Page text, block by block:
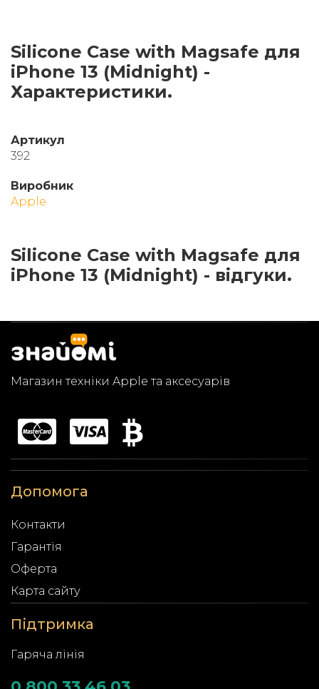
Silicone Case with Magsafe для
iPhone 13 (Midnight) -
Характеристики.
Артикул
392
Виробник
Apple
Silicone Case with Magsafe для
iPhone 13 (Midnight) - відгуки.
Магазин техніки Apple та аксесуарів
Допомога
Контакти
Гарантія
Оферта
Карта сайту
Підтримка
Гаряча лінія